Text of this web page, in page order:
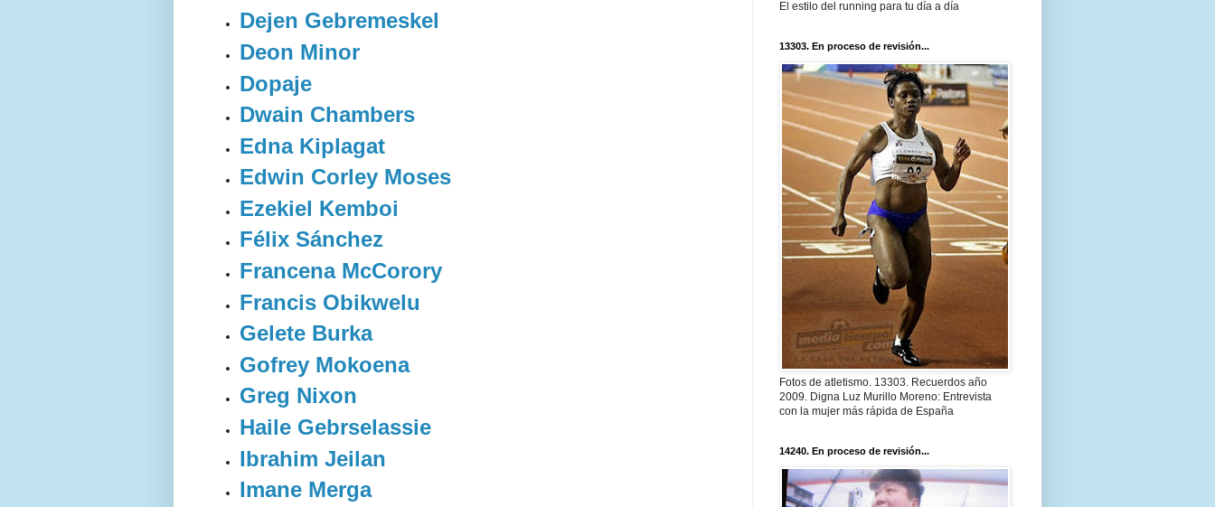
Dejen Gebremeskel
Deon Minor
Dopaje
Dwain Chambers
Edna Kiplagat
Edwin Corley Moses
Ezekiel Kemboi
Félix Sánchez
Francena McCorory
Francis Obikwelu
Gelete Burka
Gofrey Mokoena
Greg Nixon
Haile Gebrselassie
Ibrahim Jeilan
Imane Merga
El estilo del running para tu día a día
13303. En proceso de revisión...
Fotos de atletismo. 13303. Recuerdos año
2009. Digna Luz Murillo Moreno: Entrevista
con la mujer más rápida de España
14240. En proceso de revisión...